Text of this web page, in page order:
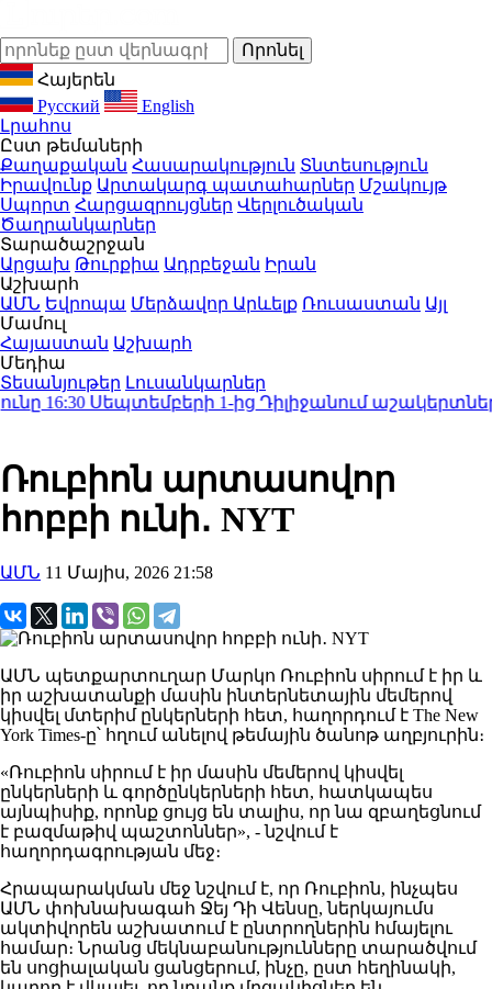
Հայերեն
Русский
English
Լրահոս
Ըստ թեմաների
Քաղաքական Հասարակություն Տնտեսություն
Իրավունք Արտակարգ պատահարներ Մշակույթ
Սպորտ Հարցազրույցներ Վերլուծական
Ծաղրանկարներ
Տարածաշրջան
Արցախ Թուրքիա Ադրբեջան Իրան
Աշխարհ
ԱՄՆ Եվրոպա Մերձավոր Արևելք Ռուսաստան Այլ
Մամուլ
Հայաստան Աշխարհ
Մեդիա
Տեսանյութեր Լուսանկարներ
16:30Սեպտեմբերի 1-ից Դիլիջանում
Ռուբիոն արտասովոր
հոբբի ունի․ NYT
ԱՄՆ 11 Մայիս, 2026 21:58
ԱՄՆ պետքարտուղար Մարկո Ռուբիոն սիրում է իր և
իր աշխատանքի մասին ինտերնետային մեմերով
կիսվել մտերիմ ընկերների հետ, հաղորդում է The New
York Times-ը՝ հղում անելով թեմային ծանոթ աղբյուրին։
«Ռուբիոն սիրում է իր մասին մեմերով կիսվել
ընկերների և գործընկերների հետ, հատկապես
այնպիսիք, որոնք ցույց են տալիս, որ նա զբաղեցնում
է բազմաթիվ պաշտոններ», - նշվում է
հաղորդագրության մեջ։
Հրապարակման մեջ նշվում է, որ Ռուբիոն, ինչպես
ԱՄՆ փոխնախագահ Ջեյ Դի Վենսը, ներկայումս
ակտիվորեն աշխատում է ընտրողներին հմայելու
համար։ Նրանց մեկնաբանությունները տարածվում
են սոցիալական ցանցերում, ինչը, ըստ հեղինակի,